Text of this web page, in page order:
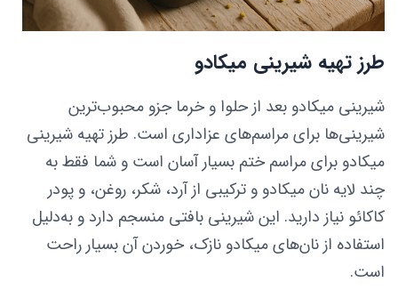
طرز تهیه شیرینی میکادو
شیرینی میکادو بعد از حلوا و خرما جزو محبوب‌ترین
شیرینی‌ها برای مراسم‌های عزاداری است. طرز تهیه شیرینی
میکادو برای مراسم ختم بسیار آسان است و شما فقط به
چند لایه نان میکادو و ترکیبی از آرد، شکر، روغن، و پودر
کاکائو نیاز دارید. این شیرینی بافتی منسجم دارد و به‌دلیل
استفاده از نان‌های میکادو نازک، خوردن آن بسیار راحت
است.